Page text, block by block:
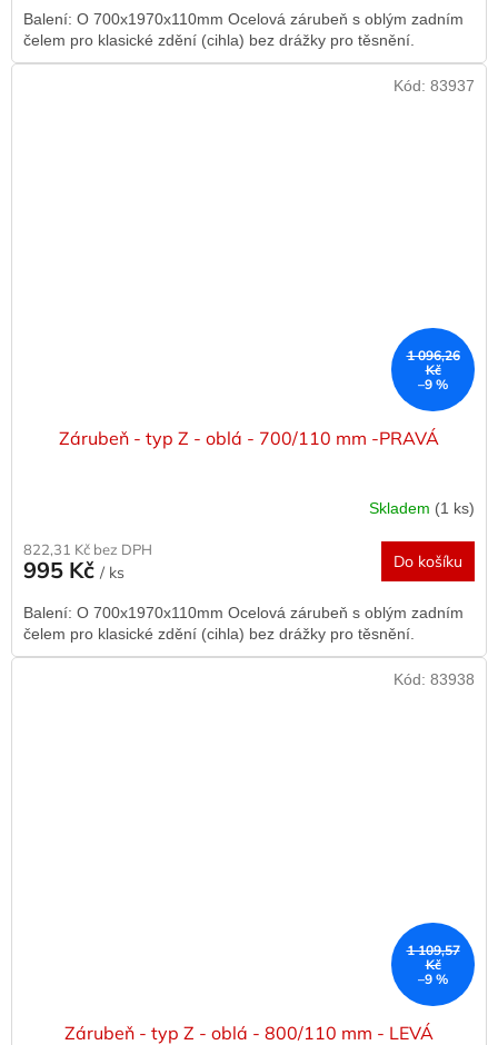
Balení: O 700x1970x110mm Ocelová zárubeň s oblým zadním
čelem pro klasické zdění (cihla) bez drážky pro těsnění.
1 096,26
Kč
–9 %
Zárubeň - typ Z - oblá - 700/110 mm -PRAVÁ
Skladem (1 ks)
822,31 Kč bez DPH
995 Kč / ks
Do košíku
Balení: O 700x1970x110mm Ocelová zárubeň s oblým zadním
čelem pro klasické zdění (cihla) bez drážky pro těsnění.
Kód: 83937
1 109,57
Kč
–9 %
Zárubeň - typ Z - oblá - 800/110 mm - LEVÁ
Kód: 83938